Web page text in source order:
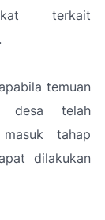
terkait
temuan
desa telah
tahap
dilakukan